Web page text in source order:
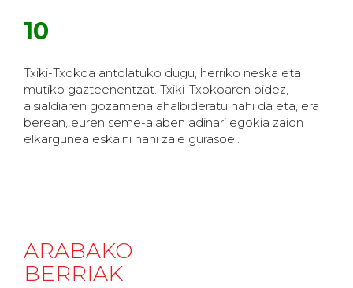
10
Txiki-Txokoa antolatuko dugu, herriko neska eta
mutiko gazteenentzat. Txiki-Txokoaren bidez,
aisialdiaren gozamena ahalbideratu nahi da eta, era
berean, euren seme-alaben adinari egokia zaion
elkargunea eskaini nahi zaie gurasoei.
ARABAKO
BERRIAK